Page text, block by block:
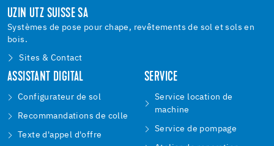
UZIN UTZ SUISSE SA
Systèmes de pose pour chape, revêtements de sol et sols en
bois.
Sites & Contact
ASSISTANT DIGITAL
Configurateur de sol
Recommandations de colle
Texte d'appel d'offre
SERVICE
Service location de
machine
Service de pompage